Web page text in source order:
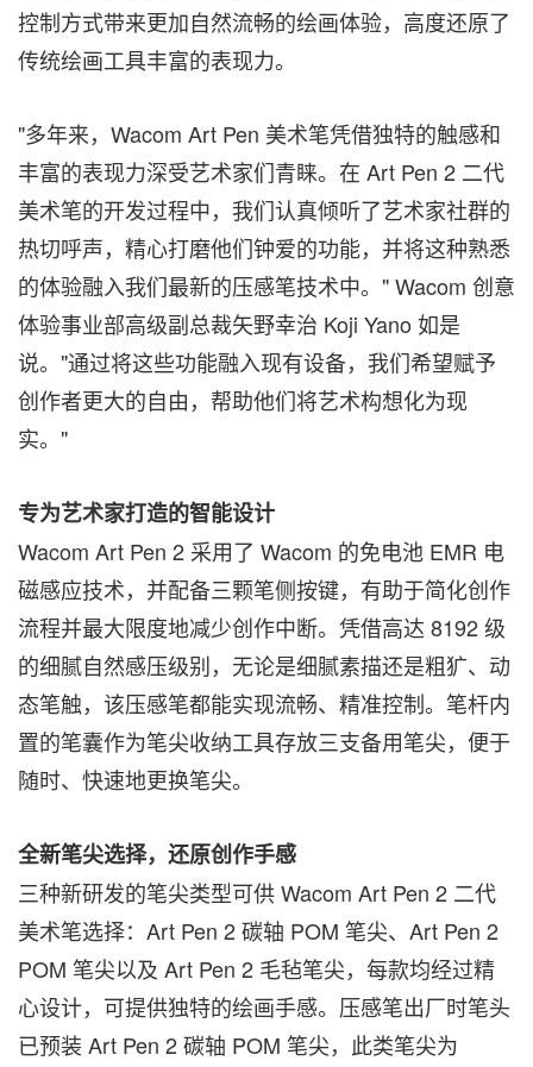
控制方式带来更加自然流畅的绘画体验，高度还原了
传统绘画工具丰富的表现力。
"多年来，Wacom Art Pen 美术笔凭借独特的触感和
丰富的表现力深受艺术家们青睐。在 Art Pen 2 二代
美术笔的开发过程中，我们认真倾听了艺术家社群的
热切呼声，精心打磨他们钟爱的功能，并将这种熟悉
的体验融入我们最新的压感笔技术中。" Wacom 创意
体验事业部高级副总裁矢野幸治 Koji Yano 如是
说。"通过将这些功能融入现有设备，我们希望赋予
创作者更大的自由，帮助他们将艺术构想化为现
实。"
专为艺术家打造的智能设计
Wacom Art Pen 2 采用了 Wacom 的免电池 EMR 电
磁感应技术，并配备三颗笔侧按键，有助于简化创作
流程并最大限度地减少创作中断。凭借高达 8192 级
的细腻自然感压级别，无论是细腻素描还是粗犷、动
态笔触，该压感笔都能实现流畅、精准控制。笔杆内
置的笔囊作为笔尖收纳工具存放三支备用笔尖，便于
随时、快速地更换笔尖。
全新笔尖选择，还原创作手感
三种新研发的笔尖类型可供 Wacom Art Pen 2 二代
美术笔选择：Art Pen 2 碳轴 POM 笔尖、Art Pen 2
POM 笔尖以及 Art Pen 2 毛毡笔尖，每款均经过精
心设计，可提供独特的绘画手感。压感笔出厂时笔头
已预装 Art Pen 2 碳轴 POM 笔尖，此类笔尖为